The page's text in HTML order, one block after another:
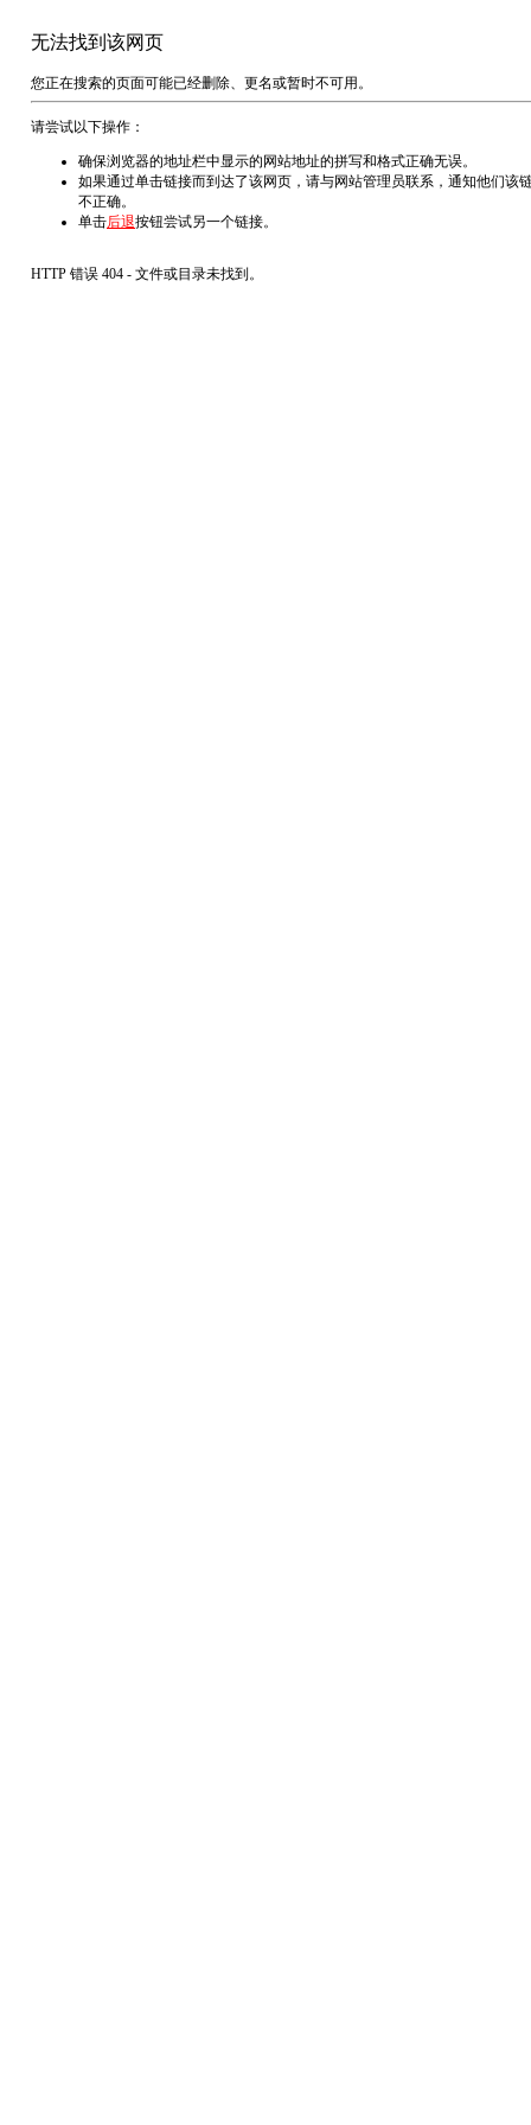
无法找到该网页
您正在搜索的页面可能已经删除、更名或暂时不可用。
请尝试以下操作：
确保浏览器的地址栏中显示的网站地址的拼写和格式正确无误。
如果通过单击链接而到达了该网页，请与网站管理员联系，通知他们该
不正确。
单击后退按钮尝试另一个链接。
HTTP 错误 404 - 文件或目录未找到。